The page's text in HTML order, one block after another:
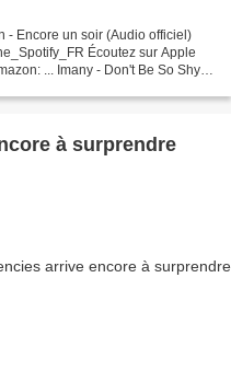
- Encore un soir (Audio officiel)
Écoutez sur Apple
... Imany - Don't Be So Shy
à surprendre